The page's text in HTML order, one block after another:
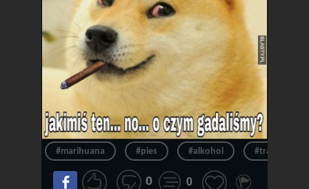
#marihuana #pies #alkohol #trawa
0 0